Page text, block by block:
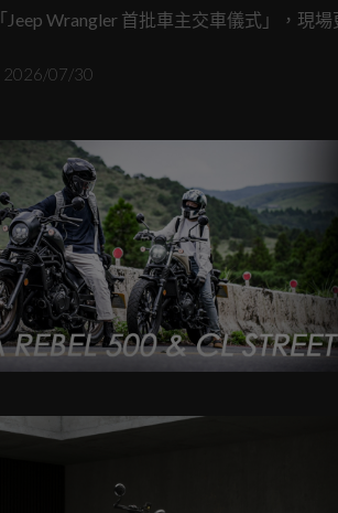
Jeep Wrangler 首批車主交車儀式」，現
油路與林道，實在讓人體內的辛烷值跟著
2026/07/30